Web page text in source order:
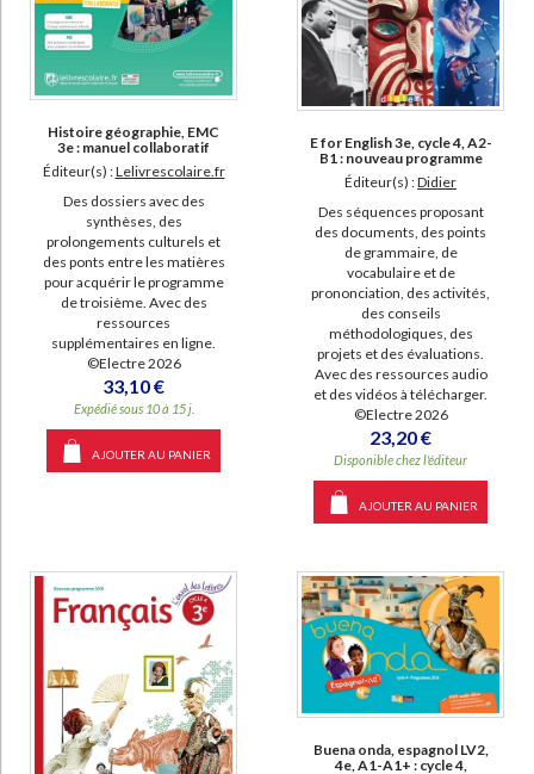
Histoire géographie, EMC
3e : manuel collaboratif
Éditeur(s) :Lelivrescolaire.fr
Des dossiers avec des
synthèses, des
prolongements culturels et
des ponts entre les matières
pour acquérir le programme
de troisième. Avec des
ressources
supplémentaires en ligne.
©Electre 2026
33,10 €
Expédié sous 10 à 15 j.
AJOUTER AU PANIER
E for English 3e, cycle 4, A2-
B1 : nouveau programme
Éditeur(s) :Didier
Des séquences proposant
des documents, des points
de grammaire, de
vocabulaire et de
prononciation, des activités,
des conseils
méthodologiques, des
projets et des évaluations.
Avec des ressources audio
et des vidéos à télécharger.
©Electre 2026
23,20 €
Disponible chez l'éditeur
AJOUTER AU PANIER
Buena onda, espagnol LV2,
4e, A1-A1+ : cycle 4,